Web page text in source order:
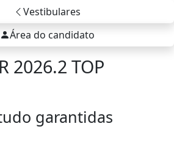
Vestibulares
Área do candidato
2026.2 TOP
garantidas